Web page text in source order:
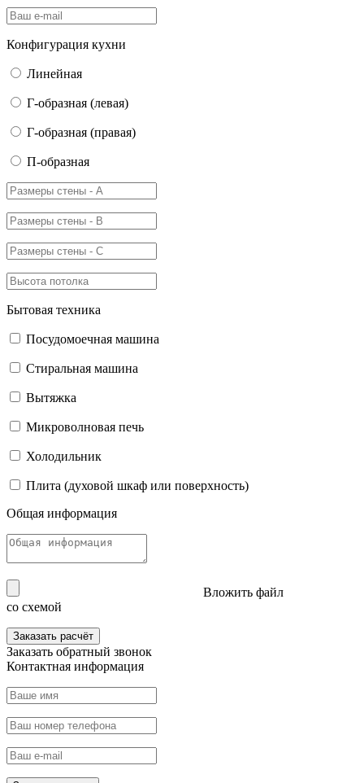
Конфигурация кухни
Линейная
Г-образная (левая)
Г-образная (правая)
П-образная
Бытовая техника
Посудомоечная машина
Стиральная машина
Вытяжка
Микроволновая печь
Холодильник
Плита (духовой шкаф или поверхность)
Общая информация
Вложить файл
со схемой
Заказать расчёт
Заказать обратный звонок
Контактная информация